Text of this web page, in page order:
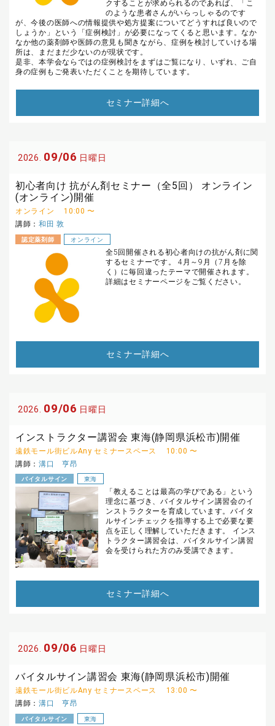
クすることが求められるのであれば、「こ
のような患者さんがいらっしゃるのです
が、今後の医師への情報提供や処方提案についてどうすれば良いので
しょうか」という「症例検討」が必要になってくると思います。なか
なか他の薬剤師や医師の意見も聞きながら、症例を検討していける場
所は、まだまだ少ないのが現状です。
是非、本学会ならではの症例検討をまずはご覧になり、いずれ、ご自
身の症例もご発表いただくことを期待しています。
セミナー詳細へ
2026. 09/06 日曜日
初心者向け 抗がん剤セミナー（全5回） オンライン
(オンライン)開催
オンライン
10:00 〜
講師：和田 敦
認定薬剤師 オンライン
全5回開催される初心者向けの抗がん剤に関
するセミナーです。 4月～9月（7月を除
く）に毎回違ったテーマで開催されます。
詳細はセミナーページをご覧ください。
セミナー詳細へ
2026. 09/06 日曜日
インストラクター講習会 東海(静岡県浜松市)開催
遠鉄モール街ビルAny セミナースペース
10:00 〜
講師：溝口 亨昂
バイタルサイン 東海
「教えることは最高の学びである」という
理念に基づき、バイタルサイン講習会のイ
ンストラクターを育成しています。バイタ
ルサインチェックを指導する上で必要な要
点を正しく理解していただきます。 インス
トラクター講習会は、バイタルサイン講習
会を受けられた方のみ受講できます。
セミナー詳細へ
2026. 09/06 日曜日
バイタルサイン講習会 東海(静岡県浜松市)開催
遠鉄モール街ビルAny セミナースペース
13:00 〜
講師：溝口 亨昂
バイタルサイン 東海